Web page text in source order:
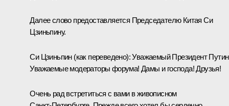
Далее слово предоставляется Председателю Китая Си
Цзиньпину.
Си Цзиньпин (как переведено):Уважаемый Президент
Уважаемые модераторы форума! Дамы и господа! Друзья!
Очень рад встретиться с вами в живописном